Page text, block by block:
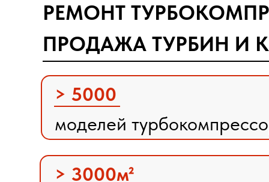
> 3000м²
> 5000
моделей
РЕМОНТ
ПРОДАЖА ТУРБИН И